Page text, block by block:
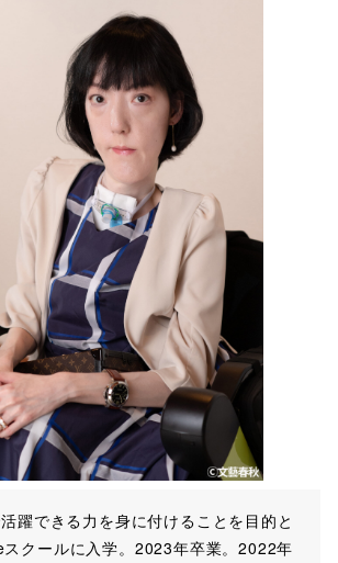
躍できる力を身に付けることを目的と
スクールに入学。2023年卒業。2022年